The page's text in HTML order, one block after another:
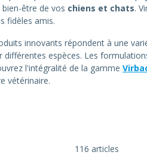
être de vos chiens et chats.
fidèles amis.
innovants répondent à une
différentes espèces. Les
l'intégralité de la gamme
vétérinaire.
116 articles